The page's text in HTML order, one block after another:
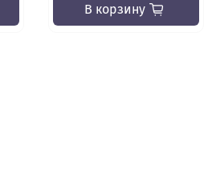
В корзину